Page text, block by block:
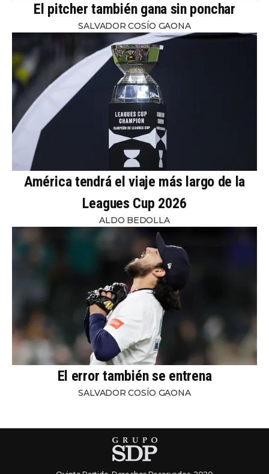
El pitcher también gana sin ponchar
SALVADOR COSÍO GAONA
América tendrá el viaje más largo de la
Leagues Cup 2026
ALDO BEDOLLA
El error también se entrena
SALVADOR COSÍO GAONA